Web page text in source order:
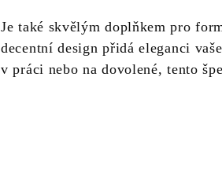
Je také skvělým doplňkem pro
decentní design přidá eleganci
v práci nebo na dovolené, tento